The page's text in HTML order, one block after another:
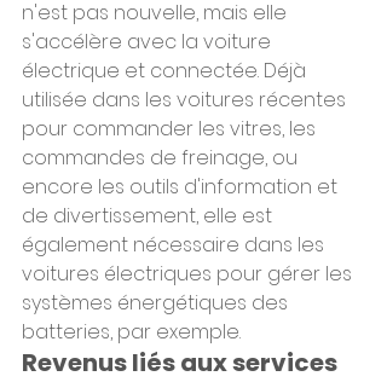
n'est pas nouvelle, mais elle
s'accélère avec la voiture
électrique et connectée. Déjà
utilisée dans les voitures récentes
pour commander les vitres, les
commandes de freinage, ou
encore les outils d'information et
de divertissement, elle est
également nécessaire dans les
voitures électriques pour gérer les
systèmes énergétiques des
batteries, par exemple.
Revenus liés aux services